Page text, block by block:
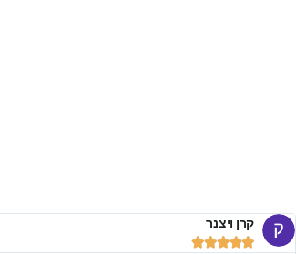
קרן ויצנר




